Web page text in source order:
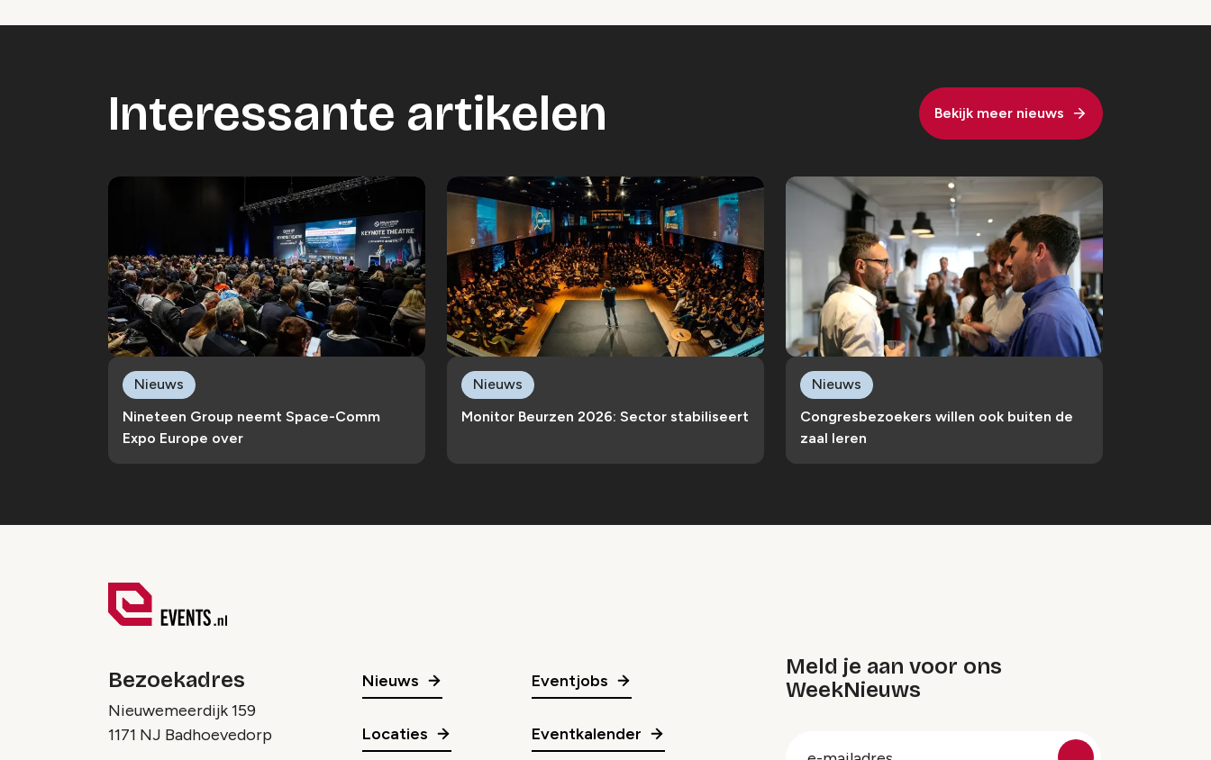
Interessante artikelen Bekijk meer nieuws
Nineteen Group neemt Space-Comm
Expo Europe over
Nieuws
Monitor Beurzen 2026: Sector stabiliseert
Nieuws
Congresbezoekers willen ook buiten de
zaal leren
Nieuws
Bezoekadres
Nieuwemeerdijk 159
1171 NJ Badhoevedorp
Nieuws
Locaties
Eventjobs
Eventkalender
Meld je aan voor ons
WeekNieuws